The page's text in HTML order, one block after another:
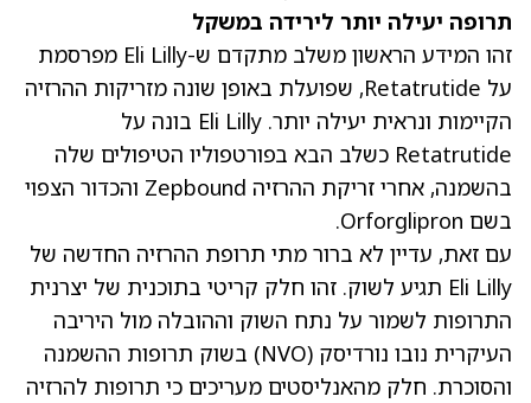
תרופה יעילה יותר לירידה במשקל
זהו המידע הראשון משלב מתקדם ש-Eli Lilly מפרסמת
על Retatrutide, שפועלת באופן שונה מזריקות ההרזיה
הקיימות ונראית יעילה יותר. Eli Lilly בונה על
Retatrutide כשלב הבא בפורטפוליו הטיפולים שלה
בהשמנה, אחרי זריקת ההרזיה Zepbound והכדור הצפוי
בשם Orforglipron.
עם זאת, עדיין לא ברור מתי תרופת ההרזיה החדשה של
Eli Lilly תגיע לשוק. זהו חלק קריטי בתוכנית של יצרנית
התרופות לשמור על נתח השוק וההובלה מול היריבה
העיקרית נובו נורדיסק (NVO)
בשוק תרופות ההשמנה
והסוכרת. חלק מהאנליסטים מעריכים כי תרופות להרזיה